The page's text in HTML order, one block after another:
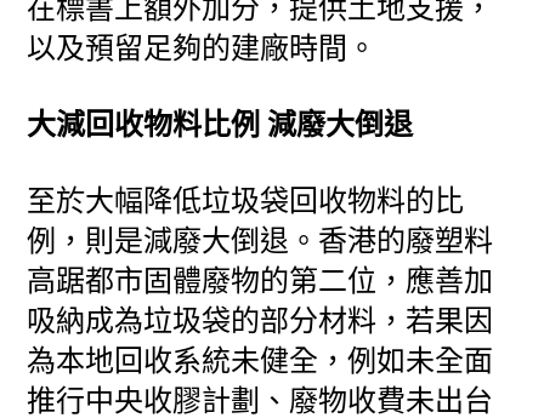
以及預留足夠的建廠時間。
大減回收物料比例 減廢大倒退
至於大幅降低垃圾袋回收物料的比
例，則是減廢大倒退。香港的廢塑料
高踞都市固體廢物的第二位，應善加
吸納成為垃圾袋的部分材料，若果因
為本地回收系統未健全，例如未全面
推行中央收膠計劃、廢物收費未出台